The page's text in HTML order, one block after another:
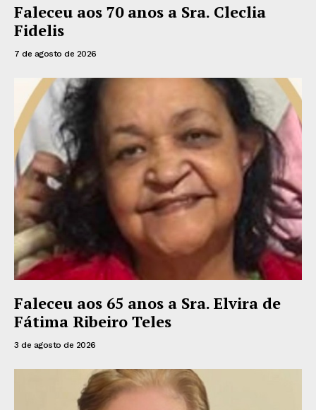
Faleceu aos 70 anos a Sra. Cleclia
Fidelis
7 de agosto de 2026
Faleceu aos 65 anos a Sra. Elvira de
Fátima Ribeiro Teles
3 de agosto de 2026